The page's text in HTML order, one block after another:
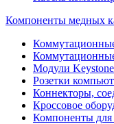
Компоненты медных
Модули Keystone
Розетки
Коннекторы,
Кроссовое
Компоненты для